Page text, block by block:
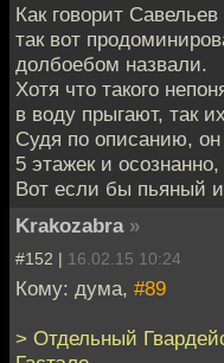
Как говорит
так вот
долбоебом назвали.
Хотя что такого
в воду прыгают, так
Судя по описанию, он
5 этажек и
Вот если бы пьяный
Krakozabra »
#152 | 16.02.15 10:24
Кому: дума, #89
> Отдельный